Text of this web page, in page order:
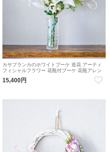
カサブランカのホワイトブーケ 造花 アーティ
フィシャルフラワー 花瓶付ブーケ 花瓶アレン
15,400円